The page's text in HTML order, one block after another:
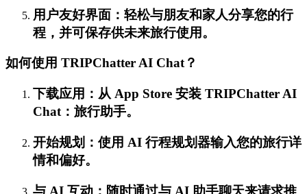
用户友好界面：轻松与朋友和家人分享您的行
程，并可保存供未来旅行使用。
如何使用 TRIPChatter AI Chat？
下载应用：从 App Store 安装 TRIPChatter AI
Chat：旅行助手。
开始规划：使用 AI 行程规划器输入您的旅行详
情和偏好。
与 AI 互动：随时通过与 AI 助手聊天来请求推